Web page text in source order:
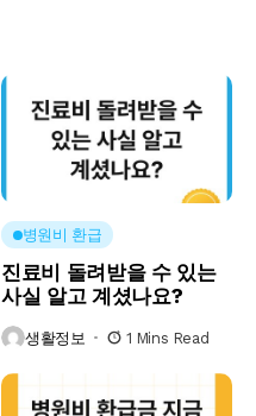
병원비 환급
진료비 돌려받을 수 있는
사실 알고 계셨나요?
생활정보 1 Mins Read